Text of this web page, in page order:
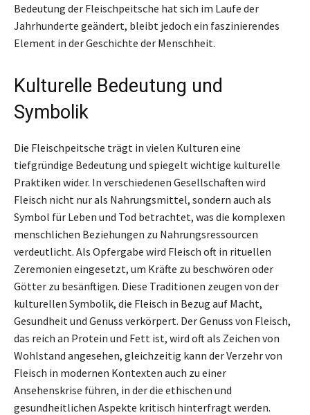
Bedeutung der Fleischpeitsche hat sich im Laufe der
Jahrhunderte geändert, bleibt jedoch ein faszinierendes
Element in der Geschichte der Menschheit.
Kulturelle Bedeutung und
Symbolik
Die Fleischpeitsche trägt in vielen Kulturen eine
tiefgründige Bedeutung und spiegelt wichtige kulturelle
Praktiken wider. In verschiedenen Gesellschaften wird
Fleisch nicht nur als Nahrungsmittel, sondern auch als
Symbol für Leben und Tod betrachtet, was die komplexen
menschlichen Beziehungen zu Nahrungsressourcen
verdeutlicht. Als Opfergabe wird Fleisch oft in rituellen
Zeremonien eingesetzt, um Kräfte zu beschwören oder
Götter zu besänftigen. Diese Traditionen zeugen von der
kulturellen Symbolik, die Fleisch in Bezug auf Macht,
Gesundheit und Genuss verkörpert. Der Genuss von Fleisch,
das reich an Protein und Fett ist, wird oft als Zeichen von
Wohlstand angesehen, gleichzeitig kann der Verzehr von
Fleisch in modernen Kontexten auch zu einer
Ansehenskrise führen, in der die ethischen und
gesundheitlichen Aspekte kritisch hinterfragt werden.